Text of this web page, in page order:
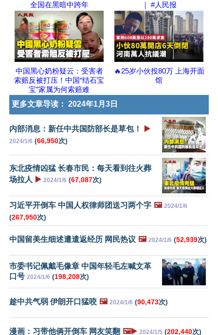
全国在黑暗中跨年
｜ #人民报
中国黑心奶粉疑云：受害者
索赔反被打压！中国“结石宝
宝”家属为何索赔难
🔥25岁小伙投80万 上海开面
馆
更多文章导读： 2024年1月3日
内部消息：新任中共国防部长是草包！ ▶️
2024/1/6 (66,950次)
东北疫情凶猛 长春市民：每天看到往火葬
场拉人 ▶️ 2024/1/6 (67,087次)
习近平开倒车 中国人权律师团送习两个字 🖼️ 2024/1/6
(267,950次)
中国留美生细述遭遣返经历 网民热议 🖼️ 2024/1/6 (52,939次)
市委书记佩戴毛像章 中国年轻毛左喊文革
口号 2024/1/6 (198,208次)
趁中共气弱 伊朗开口猛咬 🖼️ 2024/1/6 (90,473次)
漫画：习带他俩开倒车 网友笑翻 🖼️▶️ 2024/1/5 (202,440次)